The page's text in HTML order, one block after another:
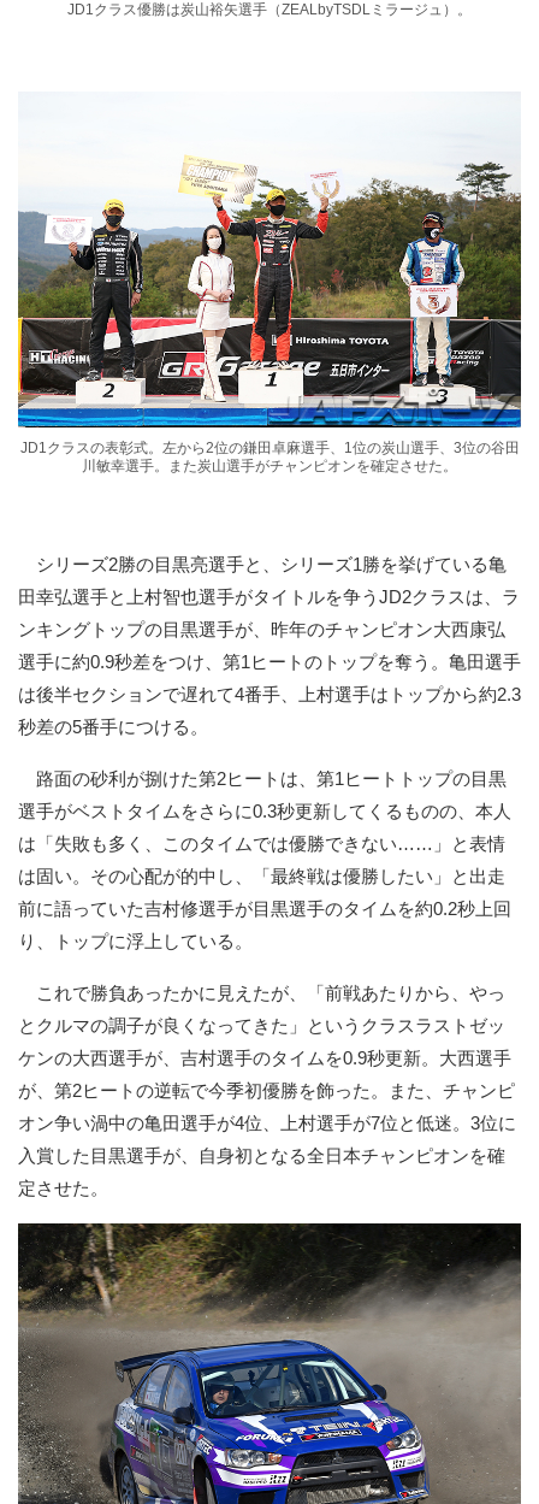
JD1クラス優勝は炭山裕矢選手（ZEALbyTSDLミラージュ）。
JD1クラスの表彰式。左から2位の鎌田卓麻選手、1位の炭山選手、3位の谷田
川敏幸選手。また炭山選手がチャンピオンを確定させた。
シリーズ2勝の目黒亮選手と、シリーズ1勝を挙げている亀
田幸弘選手と上村智也選手がタイトルを争うJD2クラスは、ラ
ンキングトップの目黒選手が、昨年のチャンピオン大西康弘
選手に約0.9秒差をつけ、第1ヒートのトップを奪う。亀田選手
は後半セクションで遅れて4番手、上村選手はトップから約2.3
秒差の5番手につける。
路面の砂利が捌けた第2ヒートは、第1ヒートトップの目黒
選手がベストタイムをさらに0.3秒更新してくるものの、本人
は「失敗も多く、このタイムでは優勝できない……」と表情
は固い。その心配が的中し、「最終戦は優勝したい」と出走
前に語っていた吉村修選手が目黒選手のタイムを約0.2秒上回
り、トップに浮上している。
これで勝負あったかに見えたが、「前戦あたりから、やっ
とクルマの調子が良くなってきた」というクラスラストゼッ
ケンの大西選手が、吉村選手のタイムを0.9秒更新。大西選手
が、第2ヒートの逆転で今季初優勝を飾った。また、チャンピ
オン争い渦中の亀田選手が4位、上村選手が7位と低迷。3位に
入賞した目黒選手が、自身初となる全日本チャンピオンを確
定させた。